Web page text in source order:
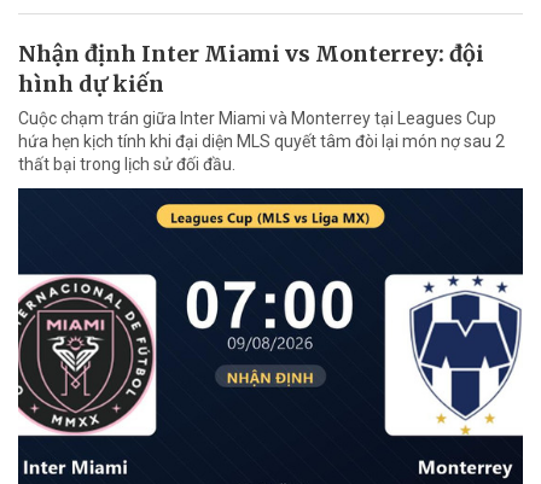
Nhận định Inter Miami vs Monterrey: đội
hình dự kiến
Cuộc chạm trán giữa Inter Miami và Monterrey tại Leagues Cup
hứa hẹn kịch tính khi đại diện MLS quyết tâm đòi lại món nợ sau 2
thất bại trong lịch sử đối đầu.